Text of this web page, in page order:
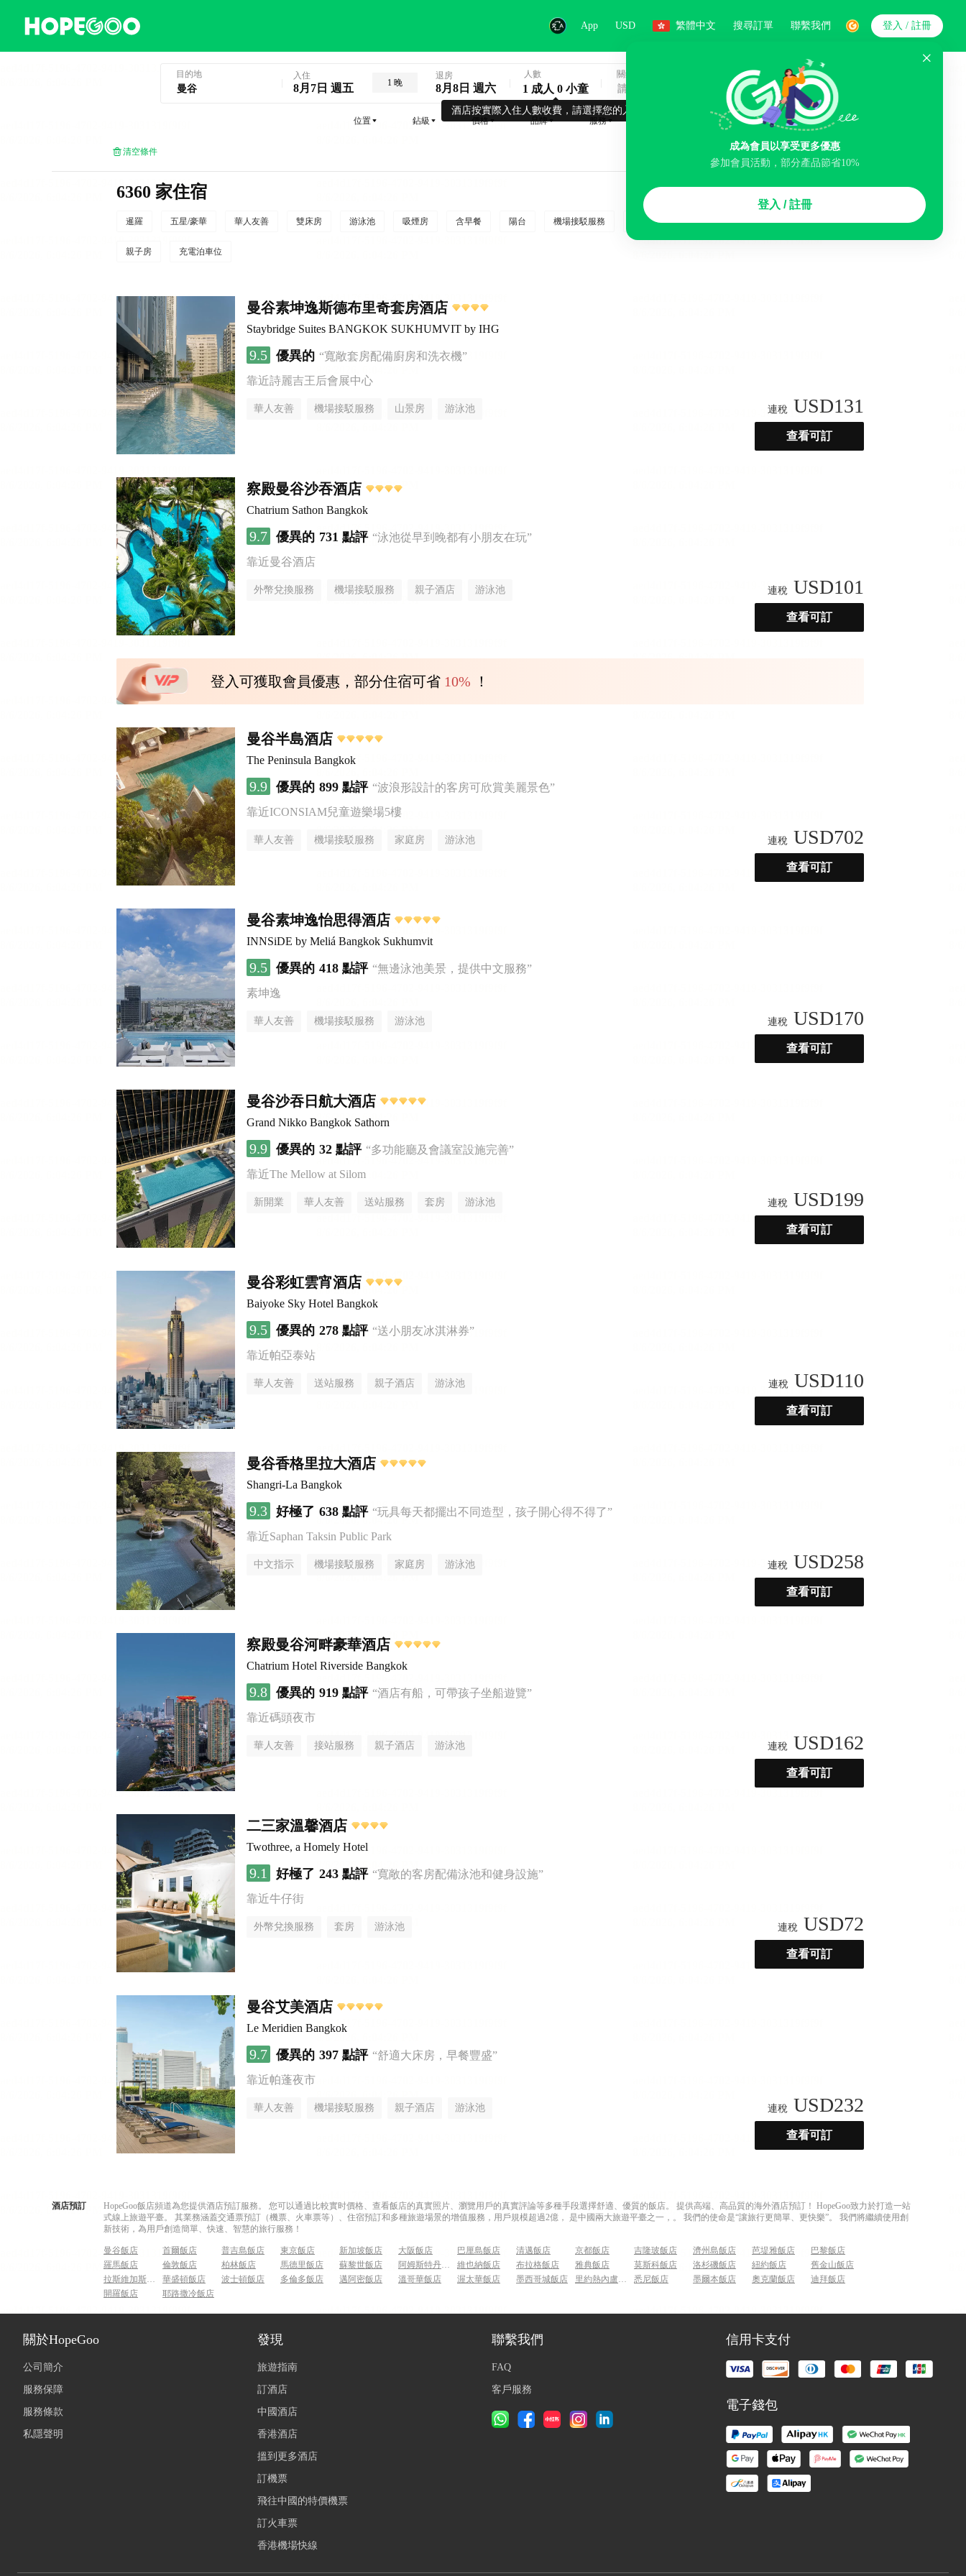
App USD 繁體中文 搜尋訂單 聯繫我們
成為會員以享受更多優惠
參加會員活動，部分產品節省10%
登入 / 註冊
登入 / 註冊
目的地 入住
8月7日 週五 1 晚
退房
8月8日 週六
酒店按實際入住人數收費，請選擇您的入住人數
人數
1 成人 0 小童
關鍵字
搜索
位置 鉆級 價格 品牌 服務
清空條件
6360 家住宿
暹羅 五星/豪華 華人友善 雙床房 游泳池 吸煙房 含早餐 陽台 機場接駁服務 吸煙區 免費取消 民宿 泊車場
親子房 充電泊車位
曼谷素坤逸斯德布里奇套房酒店
Staybridge Suites BANGKOK SUKHUMVIT by IHG
9.5 優異的 “寬敞套房配備廚房和洗衣機”
靠近詩麗吉王后會展中心
華人友善 機場接駁服務 山景房 游泳池 連稅 USD131
查看可訂
察殿曼谷沙吞酒店
Chatrium Sathon Bangkok
9.7 優異的 731 點評 “泳池從早到晚都有小朋友在玩”
靠近曼谷酒店
外幣兌換服務 機場接駁服務 親子酒店 游泳池 連稅 USD101
查看可訂
登入可獲取會員優惠，部分住宿可省 10% ！
曼谷半島酒店
The Peninsula Bangkok
9.9 優異的 899 點評 “波浪形設計的客房可欣賞美麗景色”
靠近ICONSIAM兒童遊樂場5樓
華人友善 機場接駁服務 家庭房 游泳池 連稅 USD702
查看可訂
曼谷素坤逸怡思得酒店
INNSiDE by Meliá Bangkok Sukhumvit
9.5 優異的 418 點評 “無邊泳池美景，提供中文服務”
素坤逸
華人友善 機場接駁服務 游泳池 連稅 USD170
查看可訂
曼谷沙吞日航大酒店
Grand Nikko Bangkok Sathorn
9.9 優異的 32 點評 “多功能廳及會議室設施完善”
靠近The Mellow at Silom
新開業 華人友善 送站服務 套房 游泳池 連稅 USD199
查看可訂
曼谷彩虹雲宵酒店
Baiyoke Sky Hotel Bangkok
9.5 優異的 278 點評 “送小朋友冰淇淋券”
靠近帕亞泰站
華人友善 送站服務 親子酒店 游泳池 連稅 USD110
查看可訂
曼谷香格里拉大酒店
Shangri-La Bangkok
9.3 好極了 638 點評 “玩具每天都擺出不同造型，孩子開心得不得了”
靠近Saphan Taksin Public Park
中文指示 機場接駁服務 家庭房 游泳池 連稅 USD258
查看可訂
察殿曼谷河畔豪華酒店
Chatrium Hotel Riverside Bangkok
9.8 優異的 919 點評 “酒店有船，可帶孩子坐船遊覽”
靠近碼頭夜市
華人友善 接站服務 親子酒店 游泳池 連稅 USD162
查看可訂
二三家溫馨酒店
Twothree, a Homely Hotel
9.1 好極了 243 點評 “寬敞的客房配備泳池和健身設施”
靠近牛仔街
外幣兌換服務 套房 游泳池 連稅 USD72
查看可訂
曼谷艾美酒店
Le Meridien Bangkok
9.7 優異的 397 點評 “舒適大床房，早餐豐盛”
靠近帕蓬夜市
華人友善 機場接駁服務 親子酒店 游泳池 連稅 USD232
查看可訂
酒店預訂
HopeGoo飯店頻道為您提供酒店預訂服務。 您可以通過比較實时價格、查看飯店的真實照片、瀏覽用戶的真實評論等多種手段選擇舒適、優質的飯店。 提供高端、高品質的海外酒店預訂！ HopeGoo致力於打造一站
式線上旅遊平臺。 其業務涵蓋交通票預訂（機票、火車票等）、住宿預訂和多種旅遊場景的增值服務，用戶規模超過2億， 是中國兩大旅遊平臺之一，。 我們的使命是“讓旅行更簡單、更快樂”。 我們將繼續使用創
新技術，為用戶創造簡單、快速、智慧的旅行服務！
曼谷飯店 首爾飯店 普吉島飯店 東京飯店 新加坡飯店 大阪飯店 巴厘島飯店 清邁飯店 京都飯店 吉隆玻飯店 濟州島飯店 芭堤雅飯店
巴黎飯店
羅馬飯店
倫敦飯店 柏林飯店 馬德里飯店 蘇黎世飯店 阿姆斯特丹飯店 維也納飯店 布拉格飯店 雅典飯店 莫斯科飯店 洛杉磯飯店 紐約飯店
舊金山飯店
拉斯維加斯飯店
華盛頓飯店 波士頓飯店 多倫多飯店 邁阿密飯店 溫哥華飯店 渥太華飯店 墨西哥城飯店 里約熱內盧飯店 悉尼飯店 墨爾本飯店 奧克蘭飯店
迪拜飯店
開羅飯店
耶路撒冷飯店
關於HopeGoo
公司簡介
服務保障
服務條款
私隱聲明
發現
旅遊指南
訂酒店
中國酒店
香港酒店
搵到更多酒店
訂機票
飛往中國的特價機票
訂火車票
香港機場快線
聯繫我們
FAQ
客戶服務
信用卡支付
電子錢包